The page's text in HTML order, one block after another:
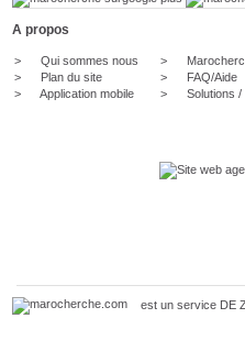
A propos
> Qui sommes nous
> Plan du site
> Application mobile
>
>
FAQ/Aide
> Solutions /
est un service DE